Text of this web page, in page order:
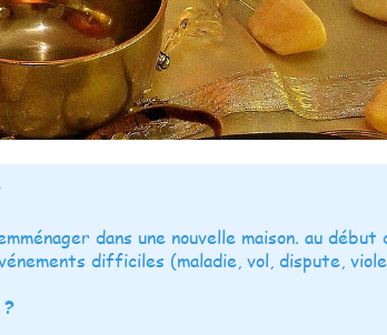
dans une nouvelle maison. au
difficiles (maladie, vol, dispute,